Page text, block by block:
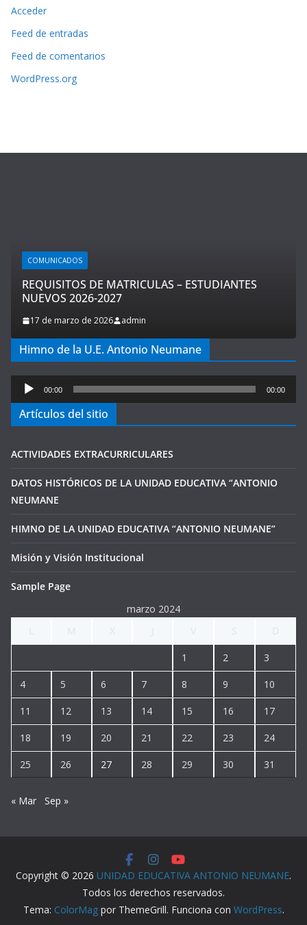
Acceder
Feed de entradas
Feed de comentarios
WordPress.org
COMUNICADOS
REQUISITOS DE MATRICULAS – ESTUDIANTES
NUEVOS 2026-2027
17 de marzo de 2026 admin
Himno de la U.E. Antonio Neumane
Reproductor
de
audio
00:00 00:00
Artículos del sitio
ACTIVIDADES EXTRACURRICULARES
DATOS HISTÓRICOS DE LA UNIDAD EDUCATIVA “ANTONIO
NEUMANE
HIMNO DE LA UNIDAD EDUCATIVA “ANTONIO NEUMANE”
Misión y Visión Institucional
Sample Page
marzo 2024
1 2 3
4 5 6 7 8 9 10
11 12 13 14 15 16 17
18 19 20 21 22 23 24
25 26 27 28 29 30 31
« Mar Sep »
Copyright © 2026 UNIDAD EDUCATIVA ANTONIO NEUMANE.
Todos los derechos reservados.
Tema: ColorMagpor ThemeGrill. Funciona con WordPress.